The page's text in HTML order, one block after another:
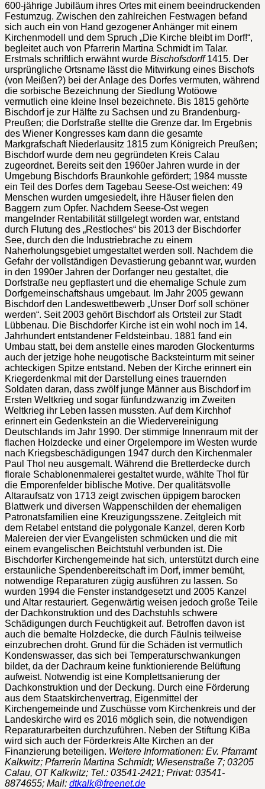
600-jährige Jubiläum ihres Ortes mit einem beeindruckenden
Festumzug. Zwischen den zahlreichen Festwagen befand
sich auch ein von Hand gezogener Anhänger mit einem
Kirchenmodell und dem Spruch „Die Kirche bleibt im Dorf!“,
begleitet auch von Pfarrerin Martina Schmidt im Talar.
Erstmals schriftlich erwähnt wurde Bischofsdorff1415. Der
ursprüngliche Ortsname lässt die Mitwirkung eines Bischofs
(von Meißen?) bei der Anlage des Dorfes vermuten, während
die sorbische Bezeichnung der Siedlung Wotöowe
vermutlich eine kleine Insel bezeichnete. Bis 1815 gehörte
Bischdorf je zur Hälfte zu Sachsen und zu Brandenburg-
Preußen; die Dorfstraße stellte die Grenze dar. Im Ergebnis
des Wiener Kongresses kam dann die gesamte
Markgrafschaft Niederlausitz 1815 zum Königreich Preußen;
Bischdorf wurde dem neu gegründeten Kreis Calau
zugeordnet. Bereits seit den 1960er Jahren wurde in der
Umgebung Bischdorfs Braunkohle gefördert; 1984 musste
ein Teil des Dorfes dem Tagebau Seese-Ost weichen: 49
Menschen wurden umgesiedelt, ihre Häuser fielen den
Baggern zum Opfer. Nachdem Seese-Ost wegen
mangelnder Rentabilität stillgelegt worden war, entstand
durch Flutung des „Restloches“ bis 2013 der Bischdorfer
See, durch den die Industriebrache zu einem
Naherholungsgebiet umgestaltet werden soll. Nachdem die
Gefahr der vollständigen Devastierung gebannt war, wurden
in den 1990er Jahren der Dorfanger neu gestaltet, die
Dorfstraße neu gepflastert und die ehemalige Schule zum
Dorfgemeinschaftshaus umgebaut. Im Jahr 2005 gewann
Bischdorf den Landeswettbewerb „Unser Dorf soll schöner
werden“. Seit 2003 gehört Bischdorf als Ortsteil zur Stadt
Lübbenau. Die Bischdorfer Kirche ist ein wohl noch im 14.
Jahrhundert entstandener Feldsteinbau. 1881 fand ein
Umbau statt, bei dem anstelle eines maroden Glockenturms
auch der jetzige hohe neugotische Backsteinturm mit seiner
achteckigen Spitze entstand. Neben der Kirche erinnert ein
Kriegerdenkmal mit der Darstellung eines trauernden
Soldaten daran, dass zwölf junge Männer aus Bischdorf im
Ersten Weltkrieg und sogar fünfundzwanzig im Zweiten
Weltkrieg ihr Leben lassen mussten. Auf dem Kirchhof
erinnert ein Gedenkstein an die Wiedervereinigung
Deutschlands im Jahr 1990. Der stimmige Innenraum mit der
flachen Holzdecke und einer Orgelempore im Westen wurde
nach Kriegsbeschädigungen 1947 durch den Kirchenmaler
Paul Thol neu ausgemalt. Während die Bretterdecke durch
florale Schablonenmalerei gestaltet wurde, wählte Thol für
die Emporenfelder biblische Motive. Der qualitätsvolle
Altaraufsatz von 1713 zeigt zwischen üppigem barocken
Blattwerk und diversen Wappenschilden der ehemaligen
Patronatsfamilien eine Kreuzigungsszene. Zeitgleich mit
dem Retabel entstand die polygonale Kanzel, deren Korb
Malereien der vier Evangelisten schmücken und die mit
einem evangelischen Beichtstuhl verbunden ist. Die
Bischdorfer Kirchengemeinde hat sich, unterstützt durch eine
erstaunliche Spendenbereitschaft im Dorf, immer bemüht,
notwendige Reparaturen zügig ausführen zu lassen. So
wurden 1994 die Fenster instandgesetzt und 2005 Kanzel
und Altar restauriert. Gegenwärtig weisen jedoch große Teile
der Dachkonstruktion und des Dachstuhls schwere
Schädigungen durch Feuchtigkeit auf. Betroffen davon ist
auch die bemalte Holzdecke, die durch Fäulnis teilweise
einzubrechen droht. Grund für die Schäden ist vermutlich
Kondenswasser, das sich bei Temperaturschwankungen
bildet, da der Dachraum keine funktionierende Belüftung
aufweist. Notwendig ist eine Komplettsanierung der
Dachkonstruktion und der Deckung. Durch eine Förderung
aus dem Staatskirchenvertrag, Eigenmittel der
Kirchengemeinde und Zuschüsse vom Kirchenkreis und der
Landeskirche wird es 2016 möglich sein, die notwendigen
Reparaturarbeiten durchzuführen. Neben der Stiftung KiBa
wird sich auch der Förderkreis Alte Kirchen an der
Finanzierung beteiligen. Weitere Informationen: Ev. Pfarramt
Kalkwitz; Pfarrerin Martina Schmidt; Wiesenstraße 7; 03205
Calau, OT Kalkwitz; Tel.: 03541-2421; Privat: 03541-
8874655; Mail: dtkalk@freenet.de